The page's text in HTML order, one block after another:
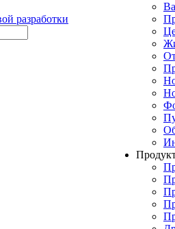
разработки